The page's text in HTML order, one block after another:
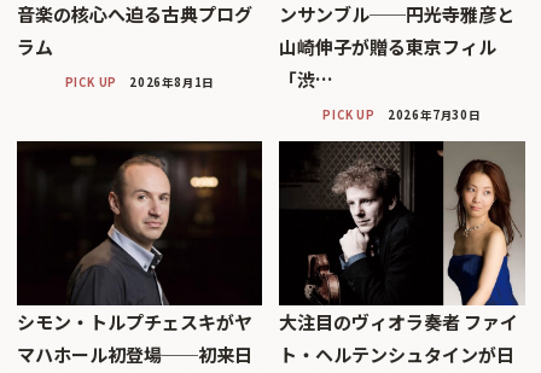
音楽の核心へ迫る古典プログ
ラム
PICK UP 2026年8月1日
ンサンブル──円光寺雅彦と
山崎伸子が贈る東京フィル
「渋…
PICK UP 2026年7月30日
シモン・トルプチェスキがヤ
マハホール初登場──初来日
大注目のヴィオラ奏者 ファイ
ト・ヘルテンシュタインが日